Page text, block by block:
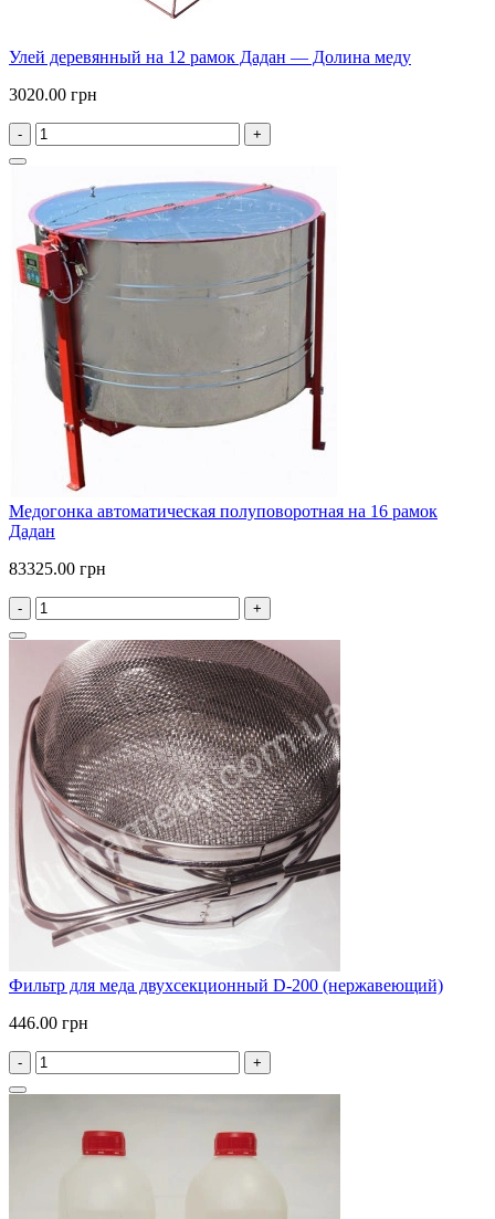
Улей деревянный на 12 рамок Дадан — Долина меду
3020.00 грн
- +
Медогонка автоматическая полуповоротная на 16 рамок
Дадан
83325.00 грн
- +
Фильтр для меда двухсекционный D-200 (нержавеющий)
446.00 грн
- +